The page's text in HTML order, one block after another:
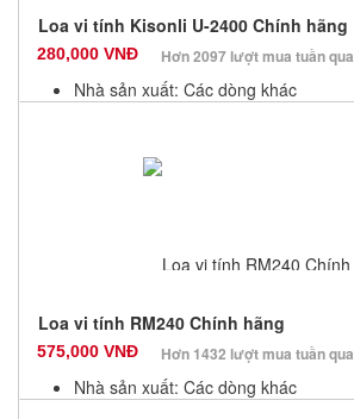
Loa vi tính Kisonli U-2400 Chính hãng
280,000 VNĐ Hơn 2097 lượt mua tuần qua
Nhà sản xuất: Các dòng khác
Số lượng: 100
Loa vi tính RM240 Chính hãng
575,000 VNĐ Hơn 1432 lượt mua tuần qua
Nhà sản xuất: Các dòng khác